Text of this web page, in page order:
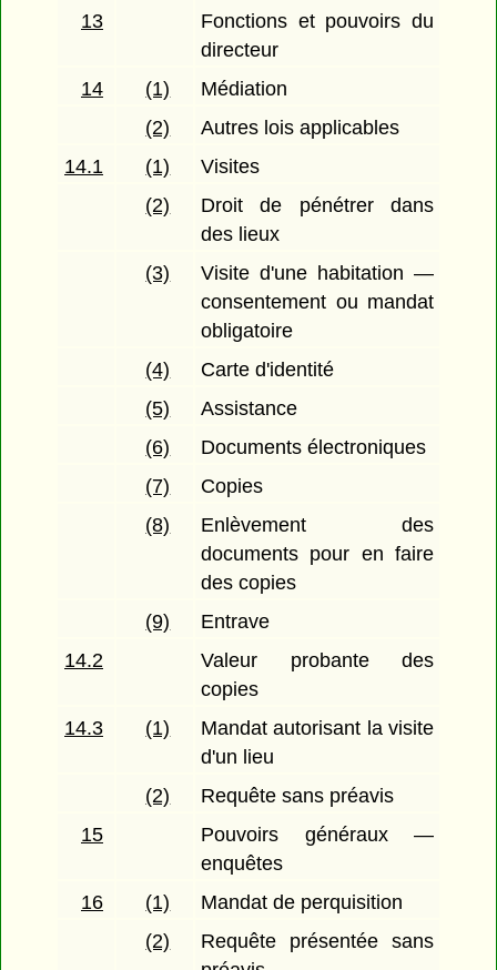
13
Fonctions et pouvoirs du
directeur
14
(1)
Médiation
(2)
Autres lois applicables
14.1
(1)
Visites
(2)
Droit de pénétrer dans
des lieux
(3)
Visite d'une habitation —
consentement ou mandat
obligatoire
(4)
Carte d'identité
(5)
Assistance
(6)
Documents électroniques
(7)
Copies
(8)
Enlèvement des
documents pour en faire
des copies
(9)
Entrave
14.2
Valeur probante des
copies
14.3
(1)
Mandat autorisant la visite
d'un lieu
(2)
Requête sans préavis
15
Pouvoirs généraux —
enquêtes
16
(1)
Mandat de perquisition
(2)
Requête présentée sans